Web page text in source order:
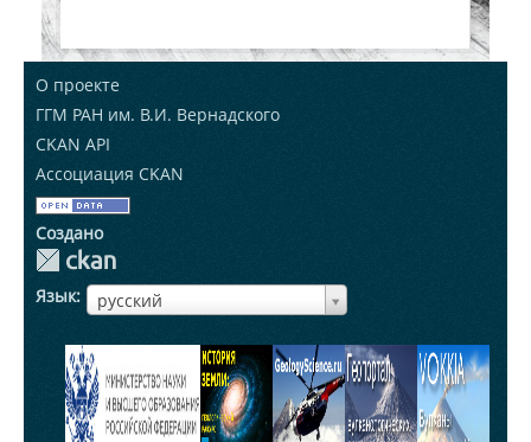
О проекте
ГГМ РАН им. В.И. Вернадского
CKAN API
Ассоциация CKAN
Создано
Язык русский
ЯзыкЯзык